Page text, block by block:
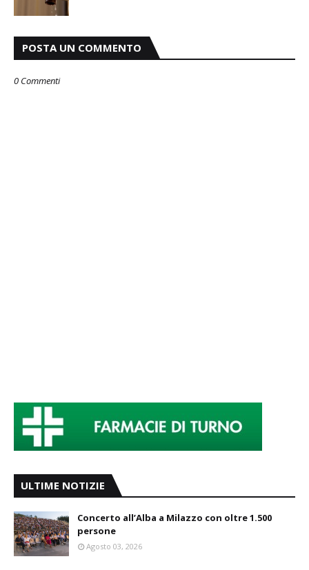
POSTA UN COMMENTO
0 Commenti
ULTIME NOTIZIE
Concerto all’Alba a Milazzo con oltre 1.500
persone
Agosto 03, 2026